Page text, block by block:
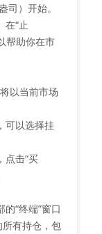
司）开始。
“止
帮助你在市
以当前市场
以选择挂
击“买
“终端”窗口
所有持仓，包